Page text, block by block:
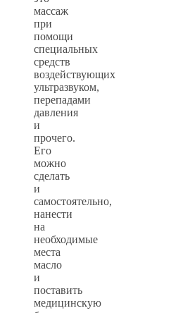
массаж
при
помощи
специальных
средств
воздействующих
ультразвуком,
перепадами
давления
и
прочего.
Его
можно
сделать
и
самостоятельно,
нанести
на
необходимые
места
масло
и
поставить
медицинскую